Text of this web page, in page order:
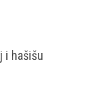
i hašišu